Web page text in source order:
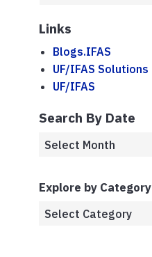
Links
Blogs.IFAS
UF/IFAS Solutions
UF/IFAS
Search By Date
Explore by Category